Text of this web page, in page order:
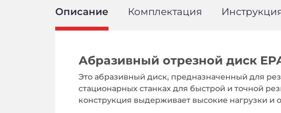
Описание Комплектация
Абразивный отрезной диск
Это абразивный диск, предназначенный для
стационарных станках для быстрой и точной
конструкция выдерживает высокие нагрузки и